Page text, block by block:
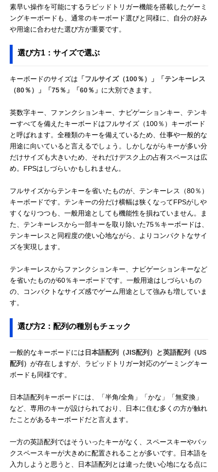
素早い操作を可能にするラピッドトリガー機能を搭載したゲーミ
ングキーボードも、通常のキーボード選びと同様に、自分の好み
や用途に合わせた選び方が重要です。
選び方1：サイズで選ぶ
キーボードのサイズは 「フルサイズ（100％）」「テンキーレス
（80％）」「75％」「60％」 に大別できます。
英数字キー、ファンクションキー、ナビゲーションキー、テンキ
ーすべてを備えたキーボードはフルサイズ（100％）キーボード
と呼ばれます。全種類のキーを備えているため、仕事や一般的な
用途に向いていると言えるでしょう。しかしながらキーが多い分
だけサイズも大きいため、それだけデスク上の占有スペースは広
め。FPSはしづらいかもしれません。
フルサイズからテンキーを省いたものが、テンキーレス（80％）
キーボードです。テンキーの分だけ横幅は狭くなってFPSがしや
すくなりつつも、一般用途としても機能性を損ねていません。ま
た、テンキーレスから一部キーを取り除いた75％キーボードは、
テンキーレスと同程度の使い心地ながら、よりコンパクトなサイ
ズを実現します。
テンキーレスからファンクションキー、ナビゲーションキーなど
を省いたものが60％キーボードです。一般用途はしづらいもの
の、コンパクトなサイズ感でゲーム用途として強みも増していま
す。
選び方2：配列の種別もチェック
一般的なキーボードには 日本語配列（JIS配列）と英語配列（US
配列） が存在しますが、ラピッドトリガー対応のゲーミングキー
ボードも同様です。
日本語配列キーボードには、「半角/全角」「かな」「無変換」
など、専用のキーが設けられており、日本に住む多くの方が触れ
たことがあるキーボードだと言えます。
一方の英語配列ではそういったキーがなく、スペースキーやバッ
クスペースキーが大きめに配置されることが多いです。日本語を
入力しようと思うと、日本語配列とは違った使い心地になる点に